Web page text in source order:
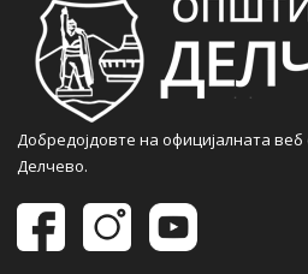
Добредојдовте на официјалната
Делчево.